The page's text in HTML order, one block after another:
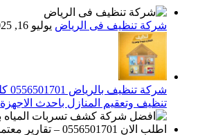
شركة تنظيف فى الرياض يوليو 16, 2025
تنظيف وتعقيم المنازل باحدث الاجهزة